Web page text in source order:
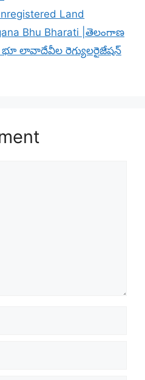
Land
Bhu Bharati |తెలంగాణ
లావాదేవీల రెగ్యులరైజేషన్